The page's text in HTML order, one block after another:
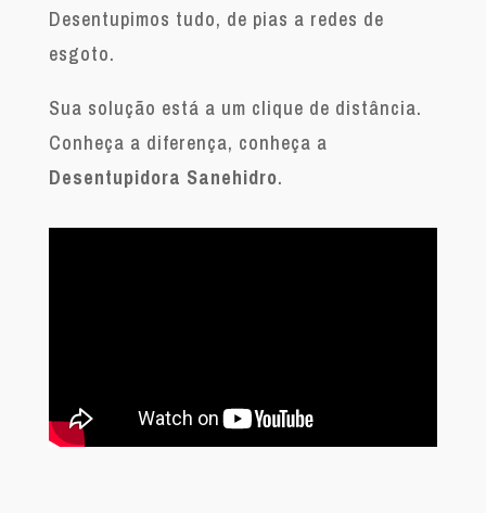
Desentupimos tudo, de pias a redes de
esgoto.
Sua solução está a um clique de distância.
Conheça a diferença, conheça a
Desentupidora Sanehidro.